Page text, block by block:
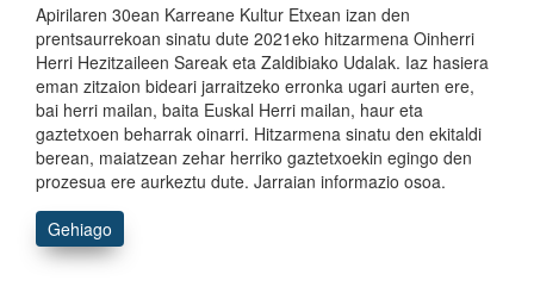
Apirilaren 30ean Karreane Kultur Etxean izan den
prentsaurrekoan sinatu dute 2021eko hitzarmena Oinherri
Herri Hezitzaileen Sareak eta Zaldibiako Udalak. Iaz hasiera
eman zitzaion bideari jarraitzeko erronka ugari aurten ere,
bai herri mailan, baita Euskal Herri mailan, haur eta
gaztetxoen beharrak oinarri. Hitzarmena sinatu den ekitaldi
berean, maiatzean zehar herriko gaztetxoekin egingo den
prozesua ere aurkeztu dute. Jarraian informazio osoa.
Gehiago